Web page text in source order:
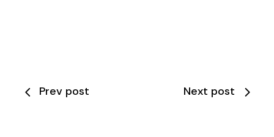
Prev post Next post